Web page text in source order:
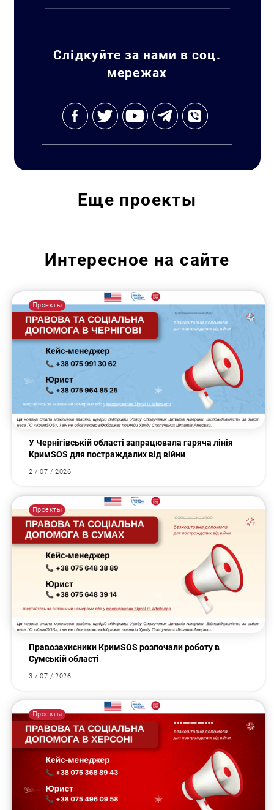
Слідкуйте за нами в соц.
мережах
Еще проекты
Интересное на сайте
Проекты
У Чернігівській області запрацювала гаряча лінія
КримSOS для постраждалих від війни
2 / 07 / 2026
Проекты
Правозахисники КримSOS розпочали роботу в
Сумській області
3 / 07 / 2026
Проекты